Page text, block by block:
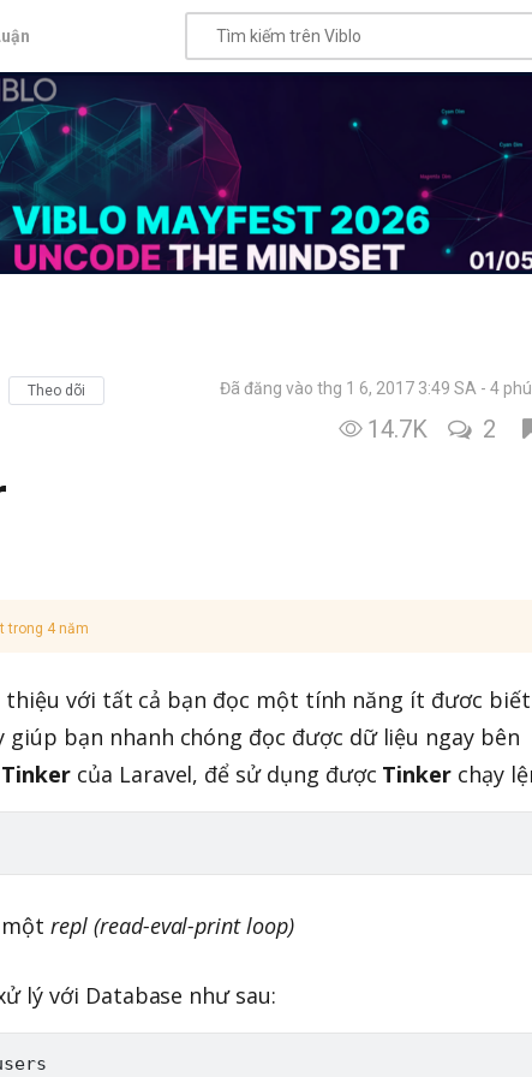
Theo dõi Đã đăng vào thg 1 6, 2017 3:49 SA 4
14.7K 2
trong 4 năm
với tất cả bạn đọc một tính năng ít đươc biết
giúp bạn nhanh chóng đọc được dữ liệu ngay bên
Tinker của Laravel, để sử dụng được Tinker chạy
mộtrepl (read-eval-print loop)
lý với Database như sau: